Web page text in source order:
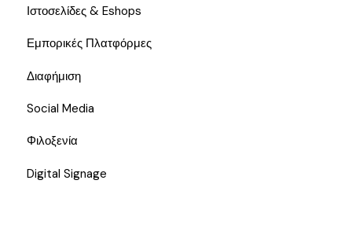
Ιστοσελίδες & Eshops
Εμπορικές Πλατφόρμες
Διαφήμιση
Social Media
Φιλοξενία
Digital Signage